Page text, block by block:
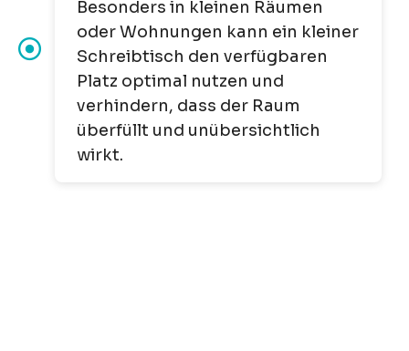
Besonders in kleinen Räumen
oder Wohnungen kann ein kleiner
Schreibtisch den verfügbaren
Platz optimal nutzen und
verhindern, dass der Raum
überfüllt und unübersichtlich
wirkt.